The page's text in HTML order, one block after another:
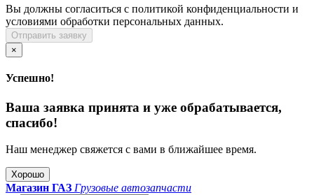
Вы должны согласиться с политикой конфиденциальности и
условиями обработки персональных данных.
Отправить заявку
×
Успешно!
Ваша заявка принята и уже обрабатывается,
спасибо!
Наш менеджер свяжется с вами в ближайшее время.
Хорошо
Магазин ГАЗ Грузовые автозапчасти